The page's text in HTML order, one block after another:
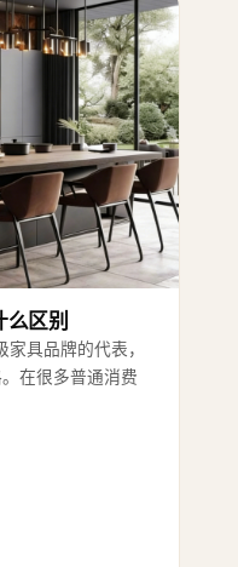
么区别
具品牌的代表，
在很多普通消费